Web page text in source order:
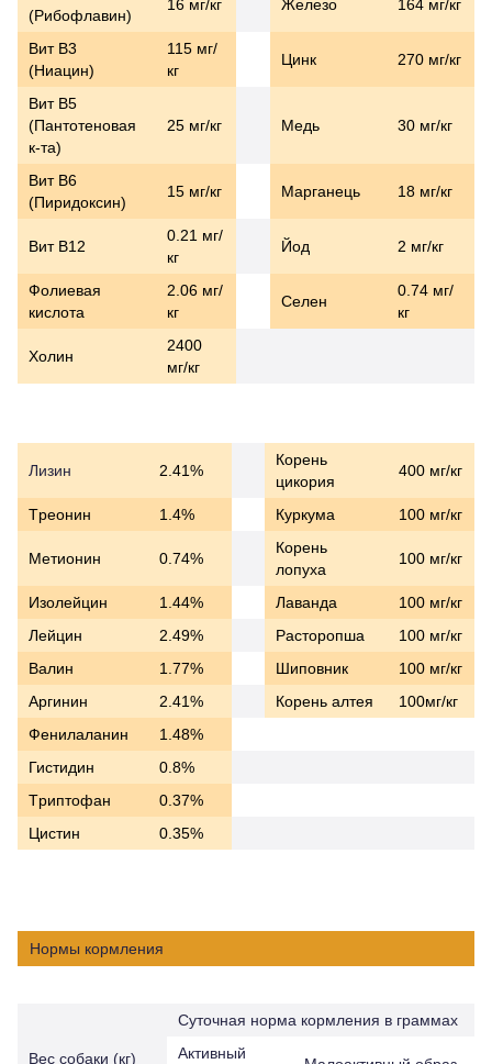
(Рибофлавин)
16 мг/кг Железо 164 мг/кг
Вит B3
(Ниацин)
115 мг/
кг
Цинк 270 мг/кг
Вит B5
(Пантотеновая
к-та)
25 мг/кг Медь 30 мг/кг
Вит B6
(Пиридоксин)
15 мг/кг Марганець 18 мг/кг
Вит B12
0.21 мг/
кг
Йод 2 мг/кг
Фолиевая
кислота
2.06 мг/
кг
Селен
0.74 мг/
кг
Холин
2400
мг/кг
Лизин 2.41%
Корень
цикория
400 мг/кг
Tреонин 1.4% Куркума 100 мг/кг
Meтионин 0.74%
Корень
лопуха
100 мг/кг
Изолейцин 1.44% Лаванда
100 мг/кг
Лейцин
2.49% Расторопша
100 мг/кг
Валин
1.77% Шиповник
100 мг/кг
Aргинин
2.41% Корень алтея
100мг/кг
Фенилаланин
1.48%
Гистидин
0.8%
Tриптофан
0.37%
Цистин
0.35%
Нормы кормления
Вес собаки (кг)
Cуточная норма кормления в граммах
Активный